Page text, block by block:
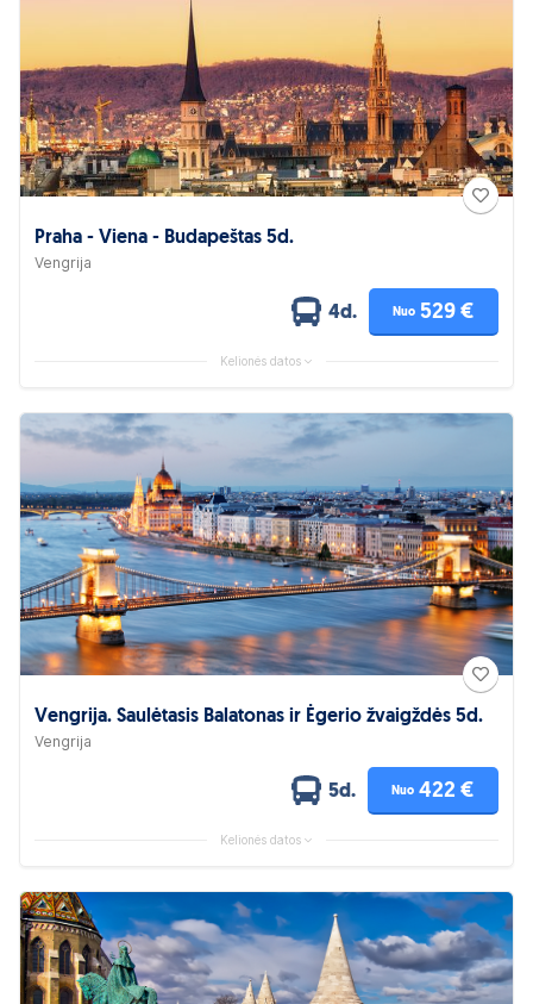
Praha - Viena - Budapeštas 5d.
Vengrija
4d. Nuo 529 €
Kelionės datos
Vengrija. Saulėtasis Balatonas ir Ėgerio žvaigždės 5d.
Vengrija
5d. Nuo 422 €
Kelionės datos